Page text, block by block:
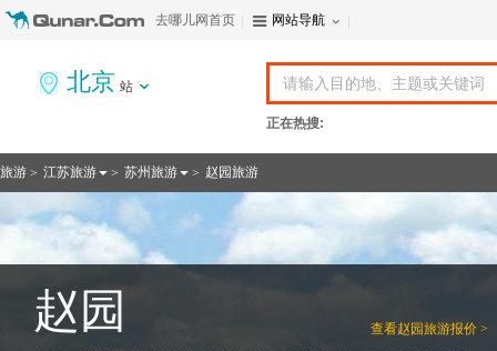
去哪儿网首页 网站导航
北京 站
正在热搜:
旅游 > 江苏旅游 > 苏州旅游 > 赵园旅游
查看赵园旅游报价 >
赵园